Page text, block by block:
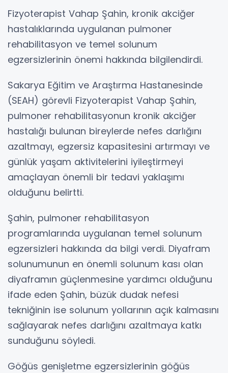
Fizyoterapist Vahap Şahin, kronik akciğer
hastalıklarında uygulanan pulmoner
rehabilitasyon ve temel solunum
egzersizlerinin önemi hakkında bilgilendirdi.
Sakarya Eğitim ve Araştırma Hastanesinde
(SEAH) görevli Fizyoterapist Vahap Şahin,
pulmoner rehabilitasyonun kronik akciğer
hastalığı bulunan bireylerde nefes darlığını
azaltmayı, egzersiz kapasitesini artırmayı ve
günlük yaşam aktivitelerini iyileştirmeyi
amaçlayan önemli bir tedavi yaklaşımı
olduğunu belirtti.
Şahin, pulmoner rehabilitasyon
programlarında uygulanan temel solunum
egzersizleri hakkında da bilgi verdi. Diyafram
solunumunun en önemli solunum kası olan
diyaframın güçlenmesine yardımcı olduğunu
ifade eden Şahin, büzük dudak nefesi
tekniğinin ise solunum yollarının açık kalmasını
sağlayarak nefes darlığını azaltmaya katkı
sunduğunu söyledi.
Göğüs genişletme egzersizlerinin göğüs